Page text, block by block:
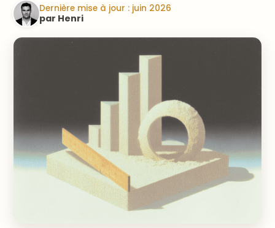
Dernière mise à jour : juin 2026
par Henri